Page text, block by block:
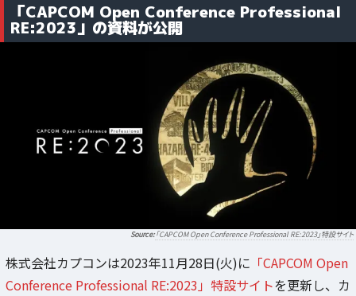
「CAPCOM Open Conference Professional
RE:2023」の資料が公開
「CAPCOM Open Conference Professional RE:2023」特設サイト
株式会社カプコンは2023年11月28日(火)に 「CAPCOM Open
Conference Professional RE:2023」特設サイトを更新し、カ